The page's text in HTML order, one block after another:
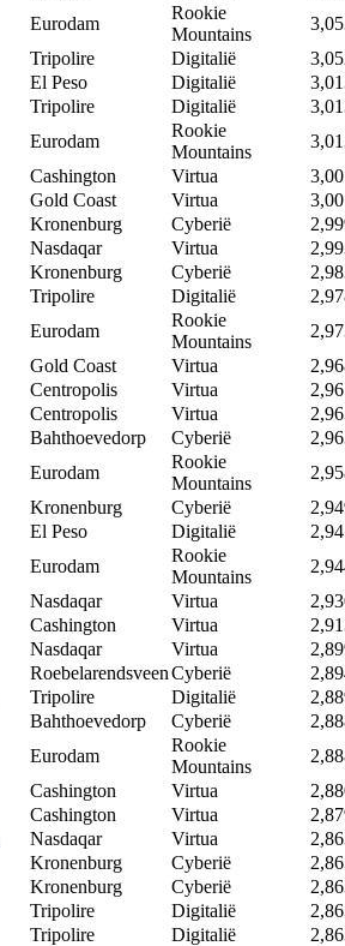
Eurodam
Rookie
Mountains
Tripolire Digitalië
El Peso Digitalië
Tripolire Digitalië
Eurodam
Rookie
Mountains
Cashington Virtua
Gold Coast Virtua
Kronenburg Cyberië
Nasdaqar Virtua
Kronenburg Cyberië
Tripolire Digitalië
Eurodam
Rookie
Mountains
Gold Coast Virtua
Centropolis Virtua
Centropolis Virtua
Bahthoevedorp Cyberië
Eurodam
Rookie
Mountains
Kronenburg Cyberië
El Peso Digitalië
Eurodam
Rookie
Mountains
Nasdaqar Virtua
Cashington Virtua
Nasdaqar Virtua
RoebelarendsveenCyberië
Tripolire Digitalië
Bahthoevedorp Cyberië
Eurodam
Rookie
Mountains
Cashington Virtua
Cashington Virtua
Nasdaqar Virtua
Kronenburg Cyberië
Kronenburg Cyberië
Tripolire Digitalië
Tripolire Digitalië